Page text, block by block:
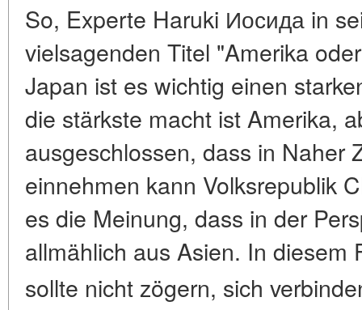
So, Experte Haruki Иосида in
vielsagenden Titel "Amerika
Japan ist es wichtig einen
die stärkste macht ist Amerika,
ausgeschlossen, dass in Naher
einnehmen kann Volksrepublik
es die Meinung, dass in der
allmählich aus Asien. In diesem
sollte nicht zögern, sich